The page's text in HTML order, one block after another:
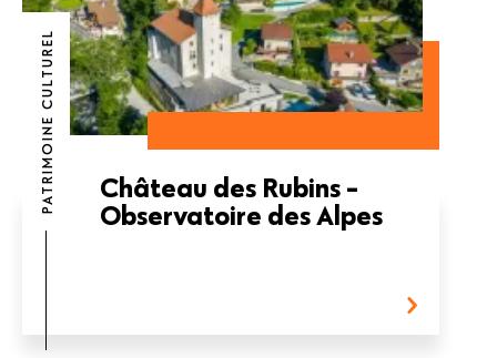
PATRIMOINE CULTUREL
Château des Rubins -
Observatoire des Alpes